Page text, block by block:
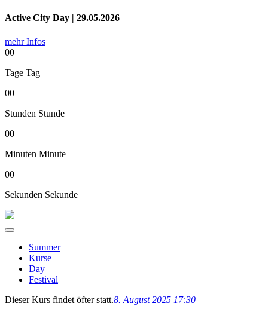
Active City Day | 29.05.2026
mehr Infos
00
Tage Tag
00
Stunden Stunde
00
Minuten Minute
00
Sekunden Sekunde
Summer
Kurse
Day
Festival
Dieser Kurs findet öfter statt.8. August 2025 17:30